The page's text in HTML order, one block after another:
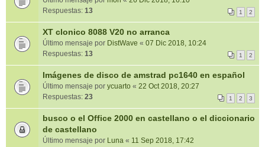
Respuestas: 13 1 2
XT clonico 8088 V20 no arranca
Último mensaje por DistWave « 07 Dic 2018, 10:24
Respuestas: 13 1 2
Imágenes de disco de amstrad pc1640 en español
Último mensaje por ycuarto « 22 Oct 2018, 20:27
Respuestas: 23 1 2 3
busco o el Office 2000 en castellano o el diccionario
de castellano
Último mensaje por Luna « 11 Sep 2018, 17:42